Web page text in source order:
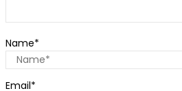
Name*
Email*